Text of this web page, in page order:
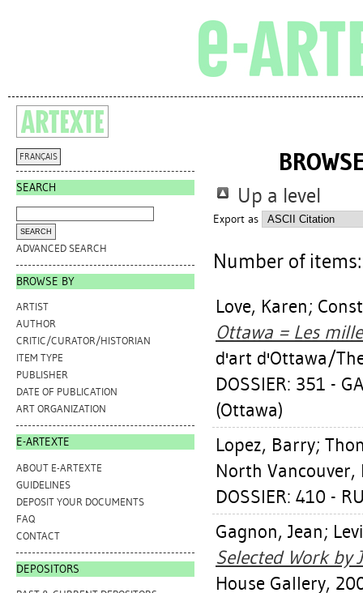
FRANÇAIS
SEARCH
ADVANCED SEARCH
BROWSE BY
ARTIST
AUTHOR
CRITIC/CURATOR/HISTORIAN
ITEM TYPE
PUBLISHER
DATE OF PUBLICATION
ART ORGANIZATION
E-ARTEXTE
ABOUT E-ARTEXTE
GUIDELINES
DEPOSIT YOUR DOCUMENTS
FAQ
CONTACT
DEPOSITORS
Up a level
Export as
Number of
Love, Karen;
Ottawa = Les
d'art d'Ottawa/
DOSSIER: 351 -
(Ottawa)
Lopez, Barry;
North Vancouver,
DOSSIER: 410 -
Gagnon, Jean;
Selected Work by
House Gallery,